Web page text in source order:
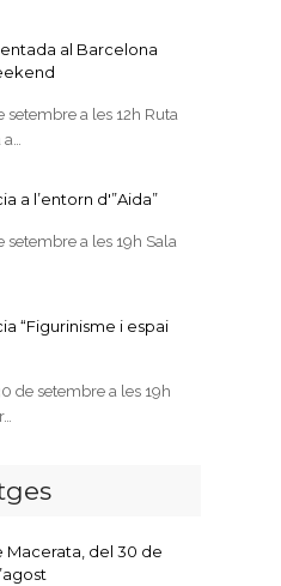
al Barcelona
setembre a les 12h Ruta
a l’entorn d'”Aida”
setembre a les 19h Sala
“Figurinisme i espai
de setembre a les 19h
Macerata, del 30 de